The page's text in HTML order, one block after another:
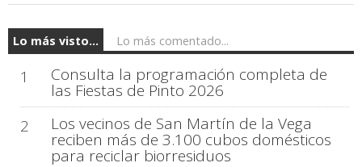
Lo más visto... Lo más comentado...
1 Consulta la programación completa de
las Fiestas de Pinto 2026
2
Los vecinos de San Martín de la Vega
reciben más de 3.100 cubos domésticos
para reciclar biorresiduos